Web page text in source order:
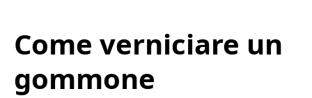
Come verniciare un
gommone